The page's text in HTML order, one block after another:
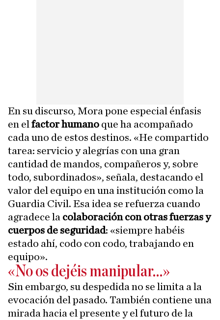
En su discurso, Mora pone especial énfasis
en el factor humano que ha acompañado
cada uno de estos destinos. «He compartido
tarea: servicio y alegrías con una gran
cantidad de mandos, compañeros y, sobre
todo, subordinados», señala, destacando el
valor del equipo en una institución como la
Guardia Civil. Esa idea se refuerza cuando
agradece la colaboración con otras fuerzas y
cuerpos de seguridad: «siempre habéis
estado ahí, codo con codo, trabajando en
equipo».
«No os dejéis manipular…»
Sin embargo, su despedida no se limita a la
evocación del pasado. También contiene una
mirada hacia el presente y el futuro de la